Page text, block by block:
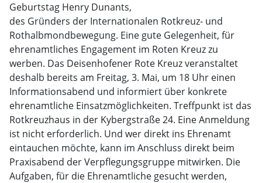
Geburtstag Henry Dunants,
des Gründers der Internationalen Rotkreuz- und
Rothalbmondbewegung. Eine gute Gelegenheit, für
ehrenamtliches Engagement im Roten Kreuz zu
werben. Das Deisenhofener Rote Kreuz veranstaltet
deshalb bereits am Freitag, 3. Mai, um 18 Uhr einen
Informationsabend und informiert über konkrete
ehrenamtliche Einsatzmöglichkeiten. Treffpunkt ist das
Rotkreuzhaus in der Kybergstraße 24. Eine Anmeldung
ist nicht erforderlich. Und wer direkt ins Ehrenamt
eintauchen möchte, kann im Anschluss direkt beim
Praxisabend der Verpflegungsgruppe mitwirken. Die
Aufgaben, für die Ehrenamtliche gesucht werden,